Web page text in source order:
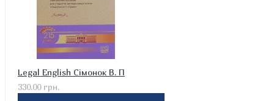
Legal English Сімонок В. П
330.00 грн.